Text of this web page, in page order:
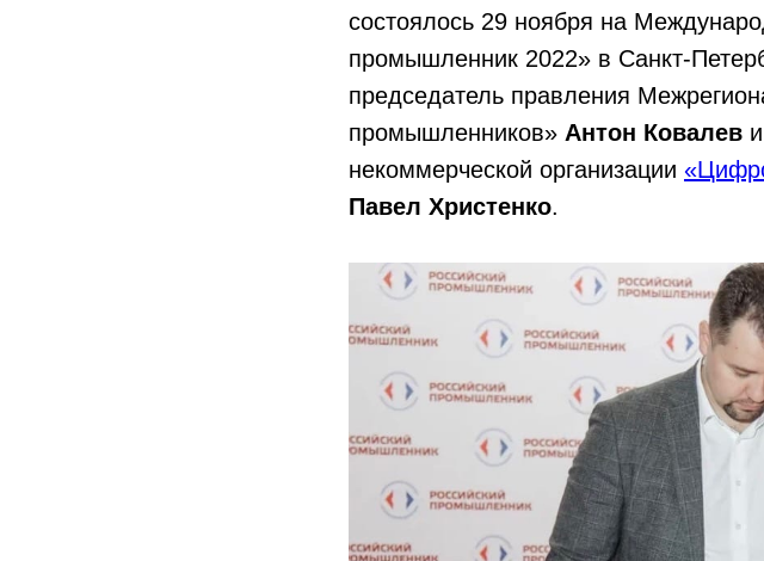
состоялось 29 ноября на
промышленник 2022» в Санкт-
председатель правления
промышленников» Антон Ковалев
некоммерческой организации
Павел Христенко.